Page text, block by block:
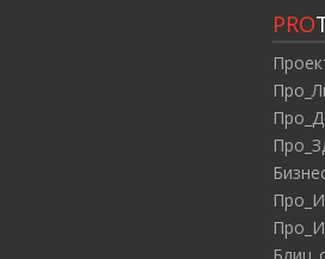
PRO